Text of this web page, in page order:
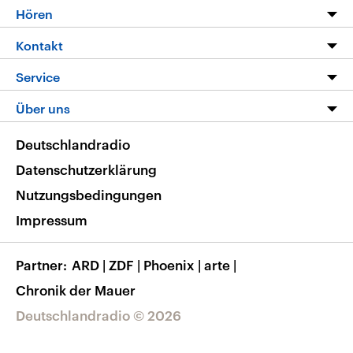
Programm
Die Nachrichten
Nachrichtenleicht
Neue Beiträge auf dlf.de
Hören
Livestream
Podcasts
Deutschlandfunk App
Nachrichten App
Frequenzen
Kontakt
Hörerservice
Service
FAQ
Veranstaltungen
Musikliste
RSS
Über uns
Barrierefreiheit
Deutschlandradio © 2026
Deutschlandradio
Datenschutzerklärung
Nutzungsbedingungen
Impressum
Partner ARD | ZDF | Phoenix | arte |
Chronik der Mauer